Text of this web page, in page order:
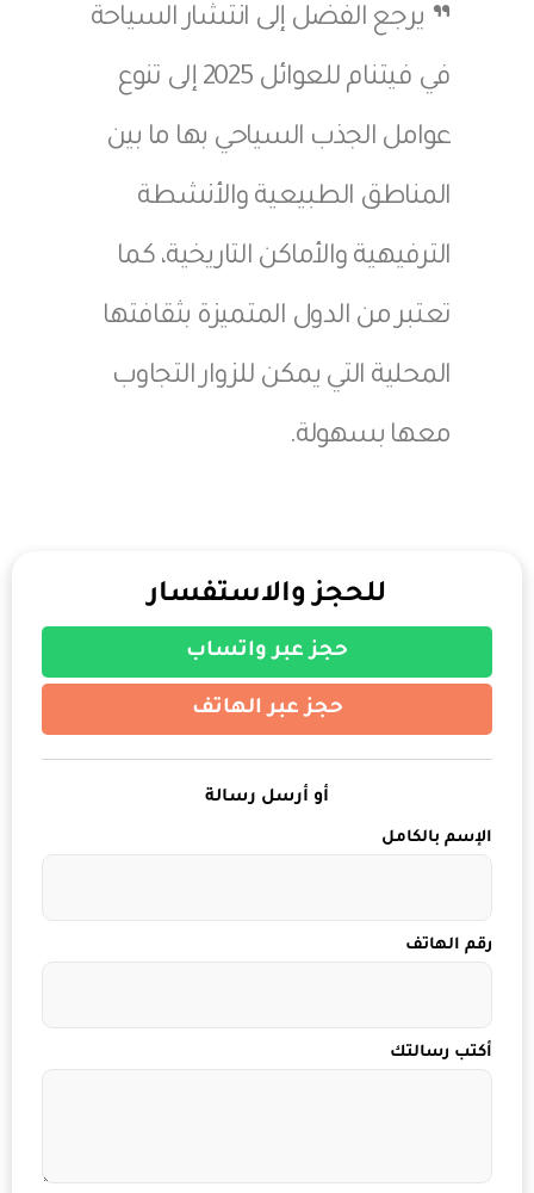
يرجع الفضل إلى انتشار السياحة
في فيتنام للعوائل 2025 إلى تنوع
عوامل الجذب السياحي بها ما بين
المناطق الطبيعية والأنشطة
الترفيهية والأماكن التاريخية، كما
تعتبر من الدول المتميزة بثقافتها
المحلية التي يمكن للزوار التجاوب
معها بسهولة.
للحجز والاستفسار
حجز عبر واتساب
حجز عبر الهاتف
أو أرسل رسالة
الإسم بالكامل
رقم الهاتف
أكتب رسالتك